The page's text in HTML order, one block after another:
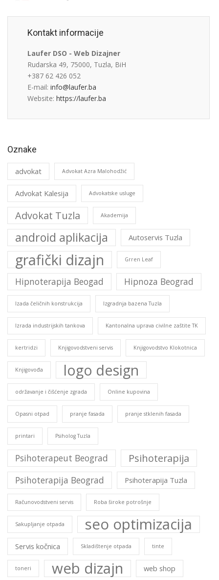
Kontakt informacije
Laufer DSO - Web Dizajner
Rudarska 49, 75000, Tuzla, BiH
+387 62 426 052
E-mail: info@laufer.ba
Website: https://laufer.ba
Oznake
advokat Advokat Azra Malohodžić
Advokat Kalesija Advokatske usluge
Advokat Tuzla Akademija
android aplikacija Autoservis Tuzla
grafički dizajn Grren Leaf
Hipnoterapija Beogad Hipnoza Beograd
Izada čeličnih konstrukcija Izgradnja bazena Tuzla
Izrada industrijskih tankova Kantonalna uprava civilne zaštite TK
kertridzi Knjigovodstveni servis Knjigovodstvo Klokotnica
Knjigovođa logo design
održavanje i čišćenje zgrada Online kupovina
Opasni otpad pranje fasada pranje stklenih fasada
printari Psiholog Tuzla
Psihoterapeut Beograd Psihoterapija
Psihoterapija Beograd Psihoterapija Tuzla
Računovodstveni servis Roba široke potrošnje
Sakupljanje otpada seo optimizacija
Servis kočnica Skladištenje otpada tinte
toneri web dizajn web shop